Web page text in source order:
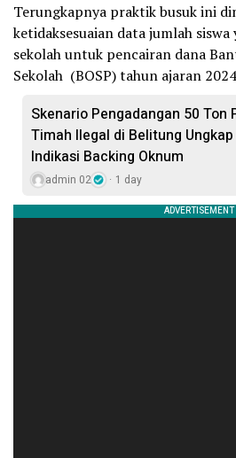
Terungkapnya praktik busuk ini
ketidaksesuaian data jumlah siswa
sekolah untuk pencairan dana
Sekolah (BOSP) tahun ajaran
Skenario Pengadangan 50 Ton
Timah Ilegal di Belitung Ungkap
Indikasi Backing Oknum
admin 02 1 day